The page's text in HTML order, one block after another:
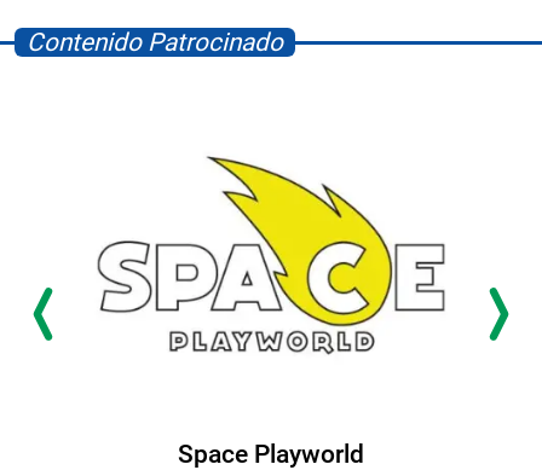
Contenido Patrocinado
Space Playworld